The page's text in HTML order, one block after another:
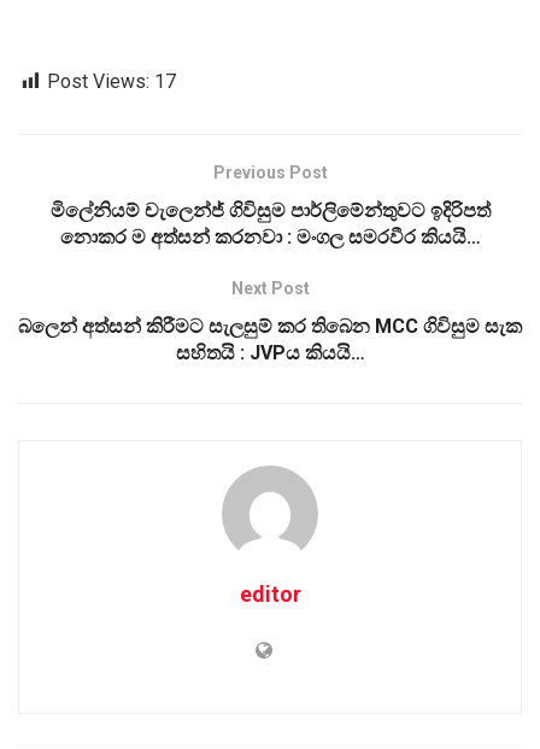
Post Views: 17
Previous Post
මිලේනියම් චැලෙන්ජ් ගිවිසුම පාර්ලිමේන්තුවට ඉදිරිපත්
නොකර ම අත්සන් කරනවා : මංගල සමරවීර කියයි…
Next Post
බලෙන් අත්සන් කිරීමට සැලසුම් කර තිබෙන MCC ගිවිසුම සැක
සහිතයි : JVPය කියයි…
editor